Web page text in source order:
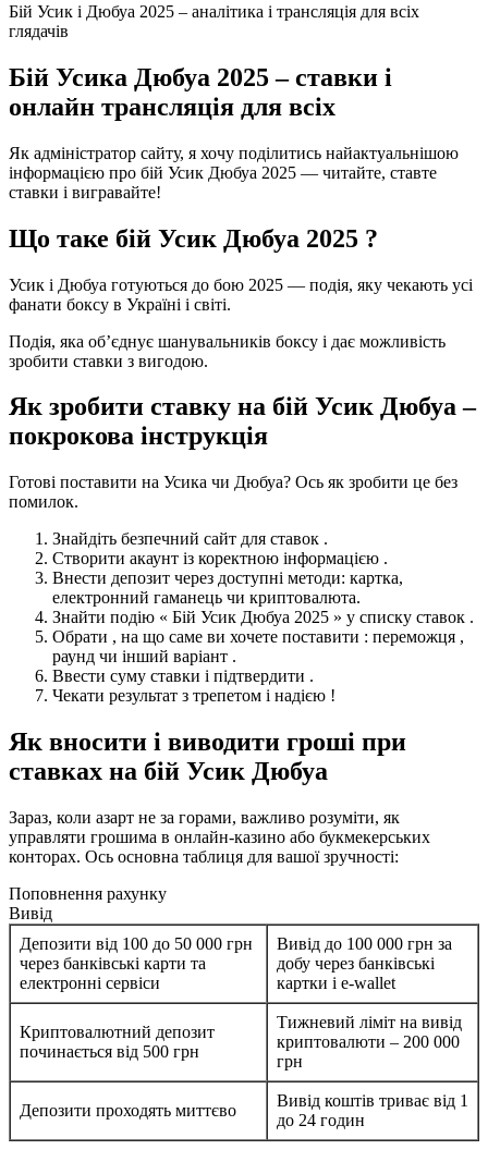
Бій Усик і Дюбуа 2025 – аналітика і трансляція для всіх
глядачів
Бій Усика Дюбуа 2025 – ставки і
онлайн трансляція для всіх
Як адміністратор сайту, я хочу поділитись найактуальнішою
інформацією про бій Усик Дюбуа 2025 — читайте, ставте
ставки і вигравайте!
Що таке бій Усик Дюбуа 2025 ?
Усик і Дюбуа готуються до бою 2025 — подія, яку чекають усі
фанати боксу в Україні і світі.
Подія, яка об’єднує шанувальників боксу і дає можливість
зробити ставки з вигодою.
Як зробити ставку на бій Усик Дюбуа –
покрокова інструкція
Готові поставити на Усика чи Дюбуа? Ось як зробити це без
помилок.
Знайдіть безпечний сайт для ставок .
Створити акаунт із коректною інформацією .
Внести депозит через доступні методи: картка,
електронний гаманець чи криптовалюта.
Знайти подію « Бій Усик Дюбуа 2025 » у списку ставок .
Обрати , на що саме ви хочете поставити : переможця ,
раунд чи інший варіант .
Ввести суму ставки і підтвердити .
Чекати результат з трепетом і надією !
Як вносити і виводити гроші при
ставках на бій Усик Дюбуа
Зараз, коли азарт не за горами, важливо розуміти, як
управляти грошима в онлайн-казино або букмекерських
конторах. Ось основна таблиця для вашої зручності:
Поповнення рахунку
Вивід
Депозити від 100 до 50 000 грн
через банківські карти та
електронні сервіси
Вивід до 100 000 грн за
добу через банківські
картки і e-wallet
Криптовалютний депозит
починається від 500 грн
Тижневий ліміт на вивід
криптовалюти – 200 000
грн
Депозити проходять миттєво
Вивід коштів триває від 1
до 24 годин